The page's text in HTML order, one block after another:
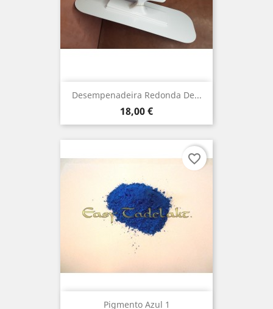
Desempenadeira Redonda De...
Preço
18,00 €
Pigmento Azul 1
favorite_border